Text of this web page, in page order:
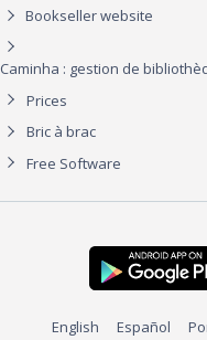
Bookseller website
Caminha : gestion de
Prices
Bric à brac
Free Software
English Español